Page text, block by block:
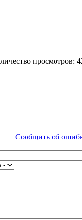
просмотров:
Сообщить об